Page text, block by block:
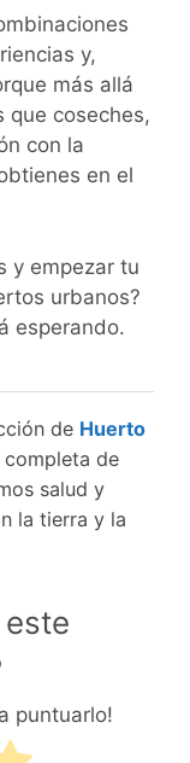
y,
más allá
que coseches,
con la
en el
y empezar tu
urbanos?
esperando.
de Huerto
completa de
salud y
la tierra y la
puntuarlo!